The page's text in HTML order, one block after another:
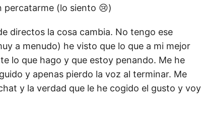
percatarme (lo siento 😢)
directos la cosa cambia. No tengo ese
a menudo) he visto que lo que a mi mejor
lo que hago y que estoy penando. Me he
y apenas pierdo la voz al terminar. Me
y la verdad que le he cogido el gusto y voy